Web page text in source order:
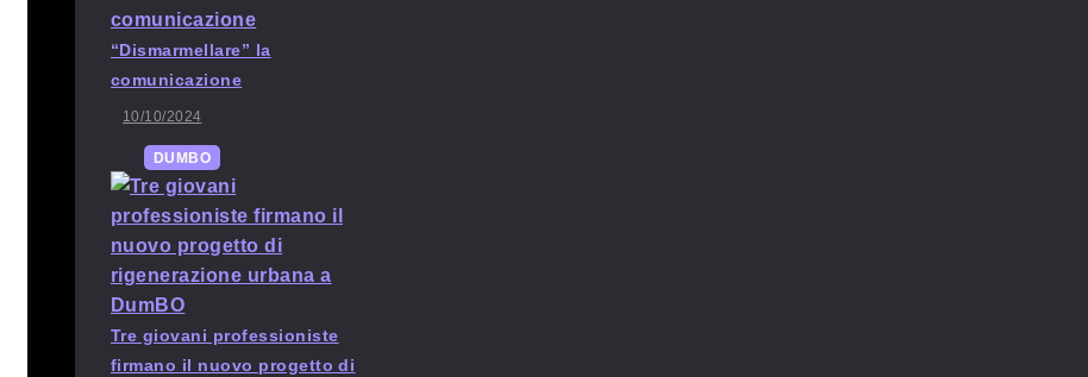
“Dismarmellare” la
comunicazione
10/10/2024
DUMBO
Tre giovani professioniste
firmano il nuovo progetto di